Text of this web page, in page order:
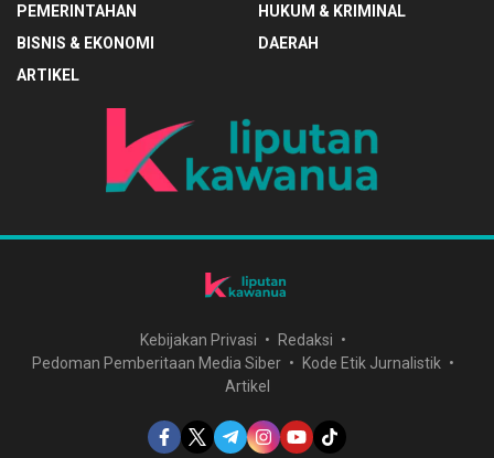
PEMERINTAHAN
HUKUM & KRIMINAL
BISNIS & EKONOMI
DAERAH
ARTIKEL
Kebijakan Privasi
Redaksi
Pedoman Pemberitaan Media Siber
Kode Etik Jurnalistik
Artikel